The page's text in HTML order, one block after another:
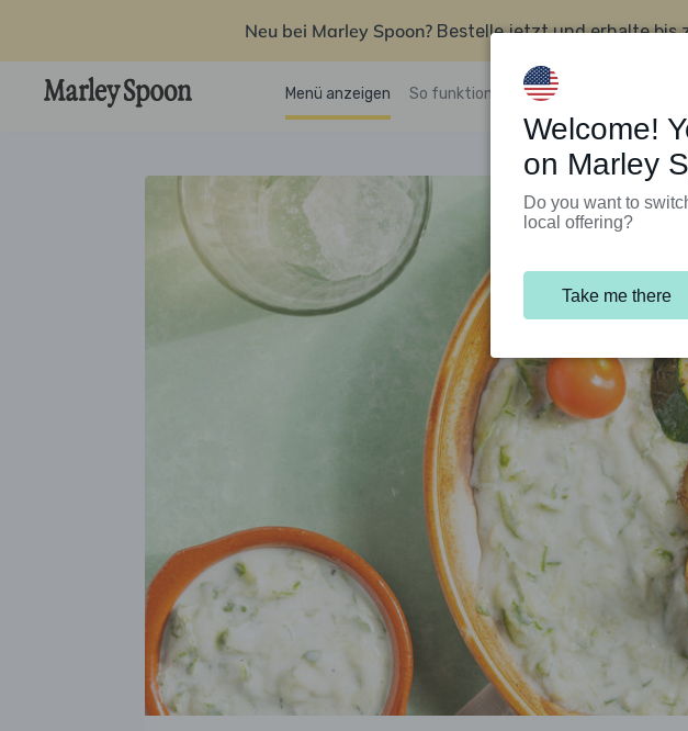
Neu bei Marley Spoon? Bestelle jetzt und erhalte bis
Menü anzeigen So funktioniert’s Kundenservice
Welcome!
on Marley
Do you want to
local offering?
Take me there